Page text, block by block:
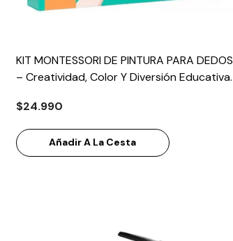
KIT MONTESSORI DE PINTURA PARA DEDOS
– Creatividad, Color Y Diversión Educativa.
$24.990
Añadir A La Cesta